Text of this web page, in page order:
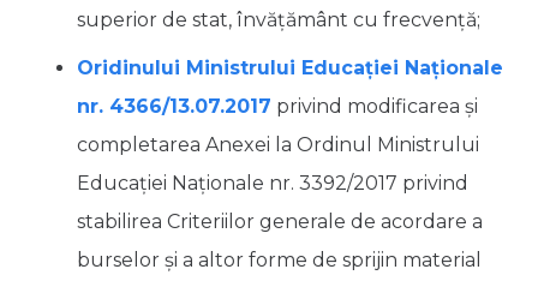
superior de stat, învăţământ cu frecvenţă;
Oridinului Ministrului Educației Naționale
nr. 4366/13.07.2017 privind modificarea și
completarea Anexei la Ordinul Ministrului
Educației Naționale nr. 3392/2017 privind
stabilirea Criteriilor generale de acordare a
burselor şi a altor forme de sprijin material